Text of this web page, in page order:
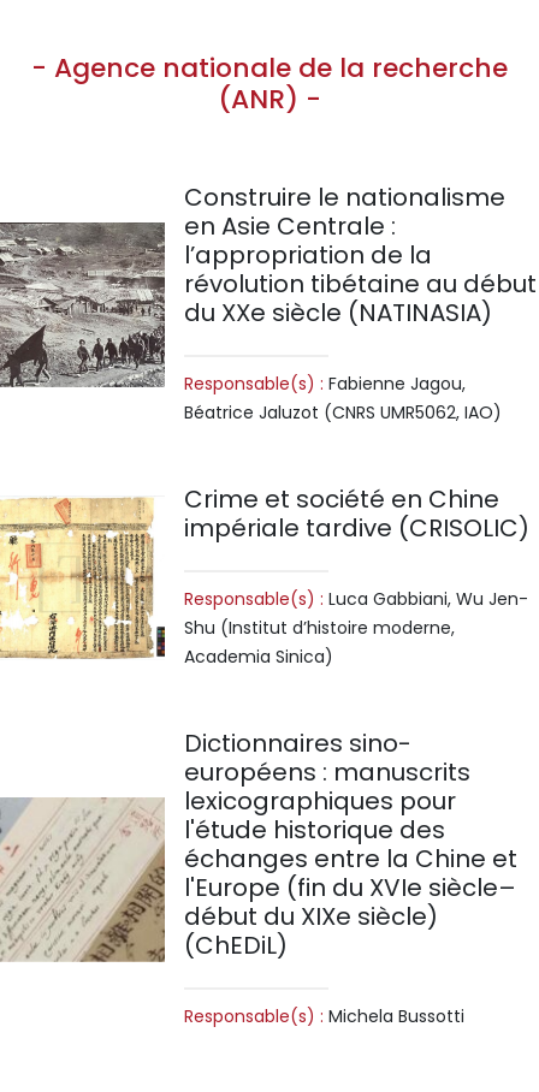
- Agence nationale de la recherche
(ANR) -
Construire le nationalisme
en Asie Centrale :
l’appropriation de la
révolution tibétaine au début
du XXe siècle (NATINASIA)
Responsable(s) : Fabienne Jagou,
Béatrice Jaluzot (CNRS UMR5062, IAO)
Crime et société en Chine
impériale tardive (CRISOLIC)
Responsable(s) : Luca Gabbiani, Wu Jen-
Shu (Institut d’histoire moderne,
Academia Sinica)
Dictionnaires sino-
européens : manuscrits
lexicographiques pour
l'étude historique des
échanges entre la Chine et
l'Europe (fin du XVIe siècle–
début du XIXe siècle)
(ChEDiL)
Responsable(s) : Michela Bussotti